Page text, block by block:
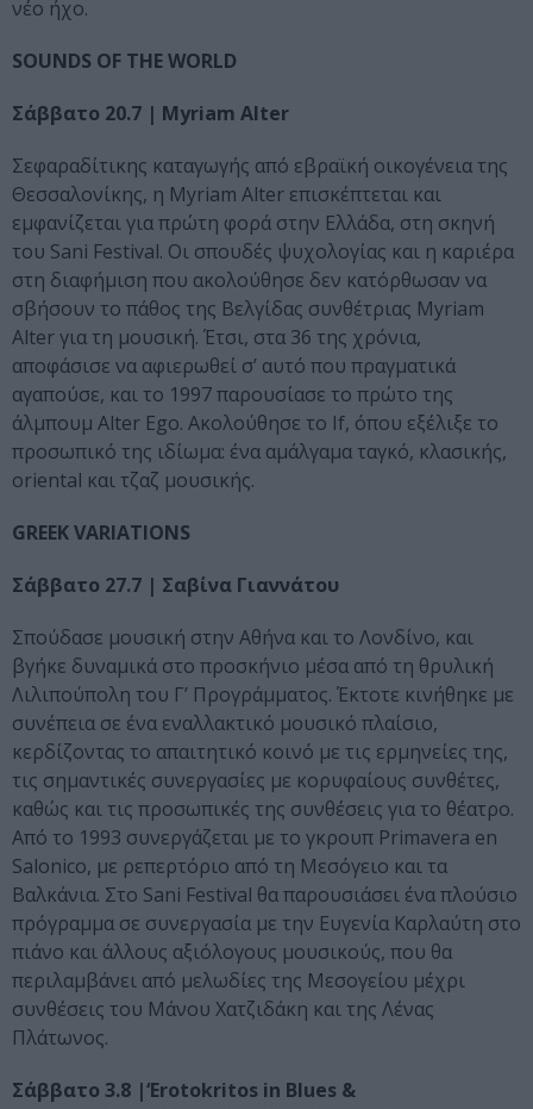
νέο ήχο.
SOUNDS OF THE WORLD
Σάββατο 20.7 | Myriam Alter
Σεφαραδίτικης καταγωγής από εβραϊκή οικογένεια της
Θεσσαλονίκης, η Myriam Alter επισκέπτεται και
εμφανίζεται για πρώτη φορά στην Ελλάδα, στη σκηνή
του Sani Festival. Οι σπουδές ψυχολογίας και η καριέρα
στη διαφήμιση που ακολούθησε δεν κατόρθωσαν να
σβήσουν το πάθος της Βελγίδας συνθέτριας Myriam
Alter για τη μουσική. Έτσι, στα 36 της χρόνια,
αποφάσισε να αφιερωθεί σ’ αυτό που πραγματικά
αγαπούσε, και το 1997 παρουσίασε το πρώτο της
άλμπουμ Alter Ego. Ακολούθησε το If, όπου εξέλιξε το
προσωπικό της ιδίωμα: ένα αμάλγαμα ταγκό, κλασικής,
oriental και τζαζ μουσικής.
GREEK VARIATIONS
Σάββατο 27.7 | Σαβίνα Γιαννάτου
Σπούδασε μουσική στην Αθήνα και το Λονδίνο, και
βγήκε δυναμικά στο προσκήνιο μέσα από τη θρυλική
Λιλιπούπολη του Γ’ Προγράμματος. Έκτοτε κινήθηκε με
συνέπεια σε ένα εναλλακτικό μουσικό πλαίσιο,
κερδίζοντας το απαιτητικό κοινό με τις ερμηνείες της,
τις σημαντικές συνεργασίες με κορυφαίους συνθέτες,
καθώς και τις προσωπικές της συνθέσεις για το θέατρο.
Από το 1993 συνεργάζεται με το γκρουπ Primavera en
Salonico, με ρεπερτόριο από τη Μεσόγειο και τα
Βαλκάνια. Στο Sani Festival θα παρουσιάσει ένα πλούσιο
πρόγραμμα σε συνεργασία με την Ευγενία Καρλαύτη στο
πιάνο και άλλους αξιόλογους μουσικούς, που θα
περιλαμβάνει από μελωδίες της Μεσογείου μέχρι
συνθέσεις του Μάνου Χατζιδάκη και της Λένας
Πλάτωνος.
Σάββατο 3.8 |‘Erotokritos in Blues &